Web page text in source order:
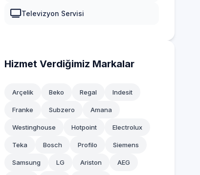
Televizyon Servisi
Hizmet Verdiğimiz Markalar
Arçelik Beko Regal Indesit
Franke Subzero Amana
Westinghouse Hotpoint Electrolux
Teka Bosch Profilo Siemens
Samsung LG Ariston AEG